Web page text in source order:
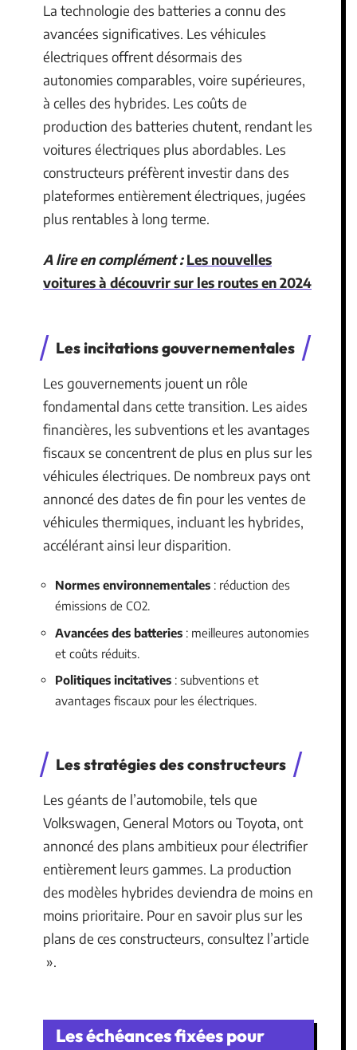
La technologie des batteries a connu des
avancées significatives. Les véhicules
électriques offrent désormais des
autonomies comparables, voire supérieures,
à celles des hybrides. Les coûts de
production des batteries chutent, rendant les
voitures électriques plus abordables. Les
constructeurs préfèrent investir dans des
plateformes entièrement électriques, jugées
plus rentables à long terme.
A lire en complément : Les nouvelles
voitures à découvrir sur les routes en 2024
Les incitations gouvernementales
Les gouvernements jouent un rôle
fondamental dans cette transition. Les aides
financières, les subventions et les avantages
fiscaux se concentrent de plus en plus sur les
véhicules électriques. De nombreux pays ont
annoncé des dates de fin pour les ventes de
véhicules thermiques, incluant les hybrides,
accélérant ainsi leur disparition.
Normes environnementales : réduction des
émissions de CO2.
Avancées des batteries : meilleures autonomies
et coûts réduits.
Politiques incitatives : subventions et
avantages fiscaux pour les électriques.
Les stratégies des constructeurs
Les géants de l’automobile, tels que
Volkswagen, General Motors ou Toyota, ont
annoncé des plans ambitieux pour électrifier
entièrement leurs gammes. La production
des modèles hybrides deviendra de moins en
moins prioritaire. Pour en savoir plus sur les
plans de ces constructeurs, consultez l’article
».
Les échéances fixées pour